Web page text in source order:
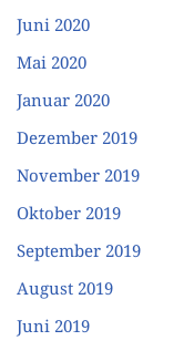
Juni 2020
Mai 2020
Januar 2020
Dezember 2019
November 2019
Oktober 2019
September 2019
August 2019
Juni 2019